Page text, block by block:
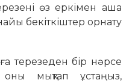
өз еркімен аша
бекіткіштер орнату
бір нәрсе
оны мықтап ұстаңыз,